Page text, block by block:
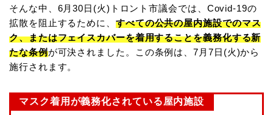
そんな中、6月30日(火)トロント市議会では、Covid-19の
拡散を阻止するために、 すべての公共の屋内施設でのマス
ク、またはフェイスカバーを着用することを義務化する新
たな条例が可決されました。この条例は、7月7日(火)から
施行されます。
マスク着用が義務化されている屋内施設